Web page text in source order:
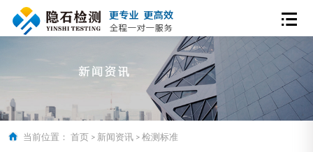
当前位置： 首页 > 新闻资讯 > 检测标准